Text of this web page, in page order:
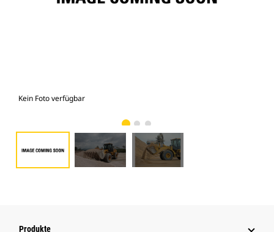
Kein Foto verfügbar
Produkte